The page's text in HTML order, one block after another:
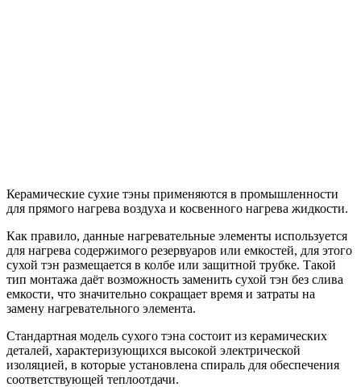
Керамические сухие тэны применяются в промышленности
для прямого нагрева воздуха и косвенного нагрева жидкости.
Как правило, данные нагревательные элементы используется
для нагрева содержимого резервуаров или емкостей, для этого
сухой тэн размещается в колбе или защитной трубке. Такой
тип монтажа даёт возможность заменить сухой тэн без слива
емкости, что значительно сокращает время и затраты на
замену нагревательного элемента.
Стандартная модель сухого тэна состоит из керамических
деталей, характеризующихся высокой электрической
изоляцией, в которые установлена спираль для обеспечения
соответствующей теплоотдачи.